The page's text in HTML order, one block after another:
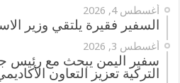
أغسطس 4, 2026
السفير فقيرة يلتقي وزير
أغسطس 3, 2026
سفير اليمن يبحث مع رئيس
التركية تعزيز التعاون